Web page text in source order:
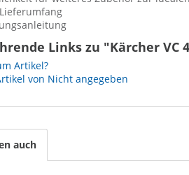
Links zu "Kärcher VC 4
Artikel?
von Nicht angegeben
auch